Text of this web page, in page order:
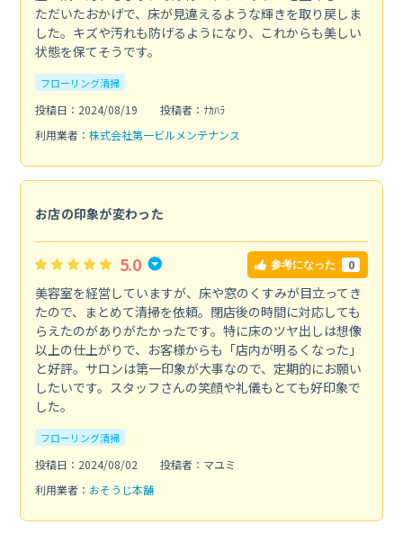
ただいたおかげで、床が見違えるような輝きを取り戻しま
した。キズや汚れも防げるようになり、これからも美しい
状態を保てそうです。
フローリング清掃
投稿日：2024/08/19
投稿者：ﾅｶﾊﾗ
利用業者： 株式会社第一ビルメンテナンス
お店の印象が変わった
5.0 参考になった 0
美容室を経営していますが、床や窓のくすみが目立ってき
たので、まとめて清掃を依頼。閉店後の時間に対応しても
らえたのがありがたかったです。特に床のツヤ出しは想像
以上の仕上がりで、お客様からも「店内が明るくなった」
と好評。サロンは第一印象が大事なので、定期的にお願い
したいです。スタッフさんの笑顔や礼儀もとても好印象で
した。
フローリング清掃
投稿日：2024/08/02
投稿者：マユミ
利用業者： おそうじ本舗